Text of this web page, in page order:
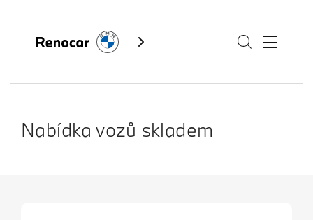
Skladové vozy
Nabídka vozů skladem